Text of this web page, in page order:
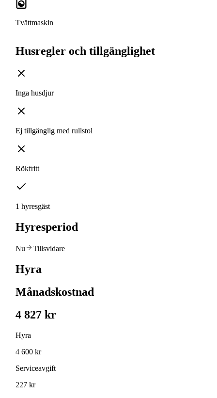
Tvättmaskin
Husregler och tillgänglighet
Inga husdjur
Ej tillgänglig med rullstol
Rökfritt
1 hyresgäst
Hyresperiod
Nu Tillsvidare
Hyra
Månadskostnad
4 827 kr
Hyra
4 600 kr
Serviceavgift
227 kr